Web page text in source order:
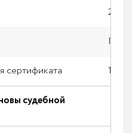
сертификата
судебной